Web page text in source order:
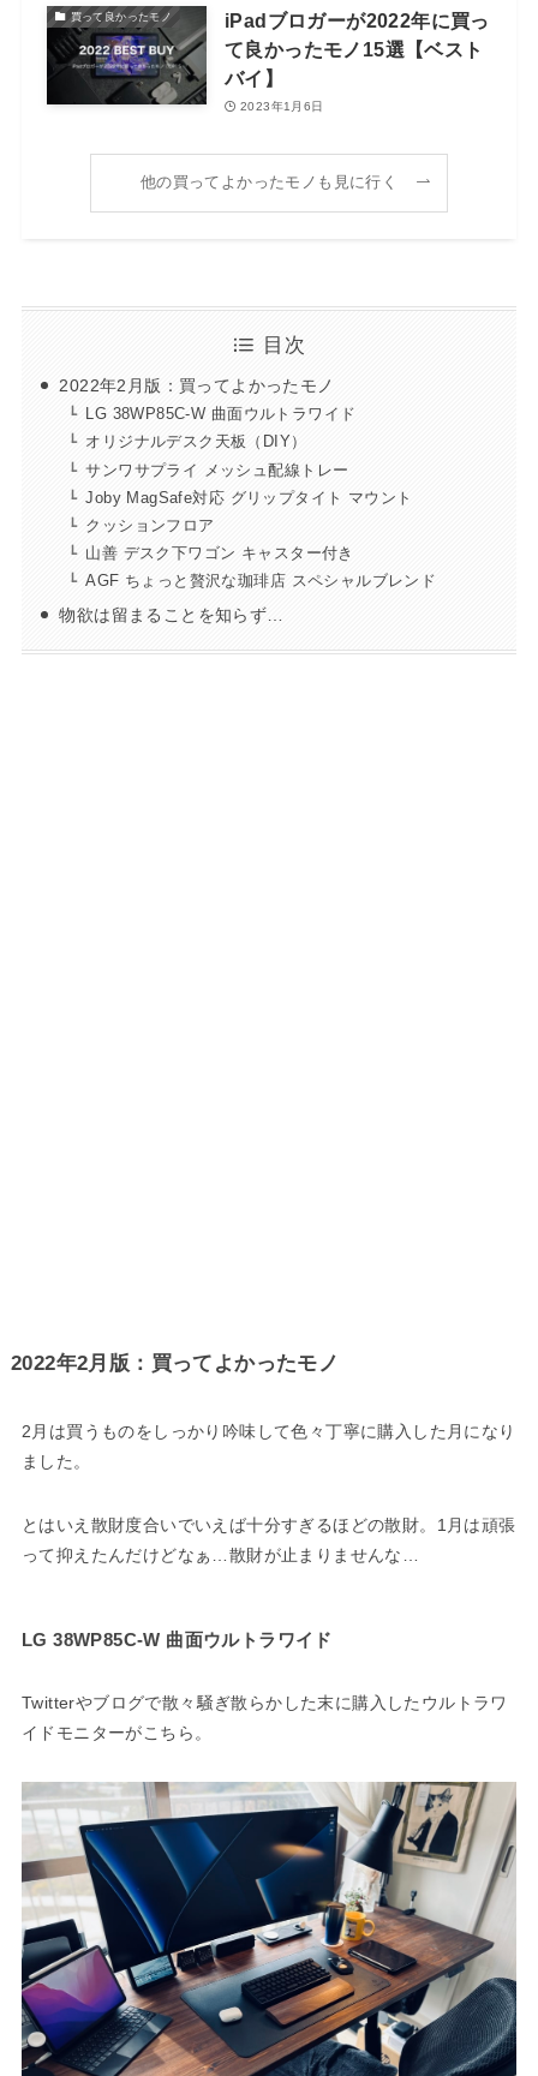
買って良かったモノ
iPadブロガーが2022年に買っ
て良かったモノ15選【ベスト
バイ】
2023年1月6日
他の買ってよかったモノも見に行く
目次
2022年2月版：買ってよかったモノ
LG 38WP85C-W 曲面ウルトラワイド
オリジナルデスク天板（DIY）
サンワサプライ メッシュ配線トレー
Joby MagSafe対応 グリップタイト マウント
クッションフロア
山善 デスク下ワゴン キャスター付き
AGF ちょっと贅沢な珈琲店 スペシャルブレンド
物欲は留まることを知らず…
2022年2月版：買ってよかったモノ
2月は買うものをしっかり吟味して色々丁寧に購入した月になり
ました。
とはいえ散財度合いでいえば十分すぎるほどの散財。1月は頑張
って抑えたんだけどなぁ…散財が止まりませんな…
LG 38WP85C-W 曲面ウルトラワイド
Twitterやブログで散々騒ぎ散らかした末に購入したウルトラワ
イドモニターがこちら。